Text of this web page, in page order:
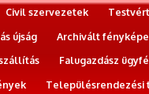
Civil szervezetek
újság Archivált
Falugazdász
Településrendezési